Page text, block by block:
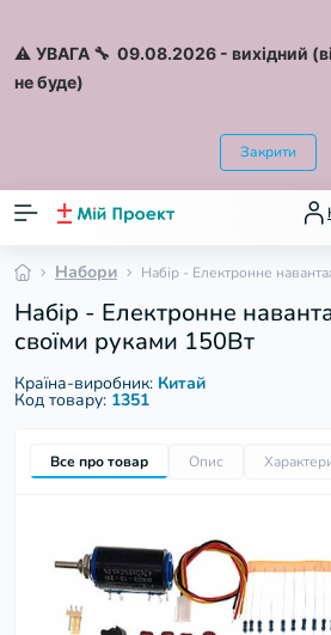
⚠️ УВАГА 🔧 09.08.2026 - вихідний
не буде)
Закрити
Набори Набір - Електронне
Набір - Електронне
своїми руками 150Вт
Країна-виробник: Китай
Код товару: 1351
Все про товар Опис